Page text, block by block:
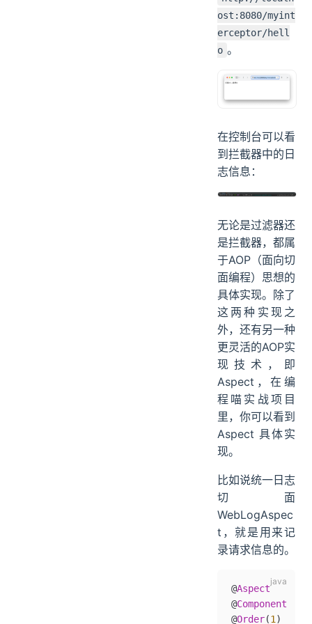
ost:8080/myint
erceptor/hell
o 。
在控制台可以看
到拦截器中的日
志信息：
无论是过滤器还
是拦截器，都属
于AOP（面向切
面编程）思想的
具体实现。除了
这两种实现之
外，还有另一种
更灵活的AOP实
现技术，即
Aspect，在编
程喵实战项目
里，你可以看到
Aspect 具体实
现。
比如说统一日志
切面
WebLogAspec
t，就是用来记
录请求信息的。
@Aspect
@Component
@Order(1 )